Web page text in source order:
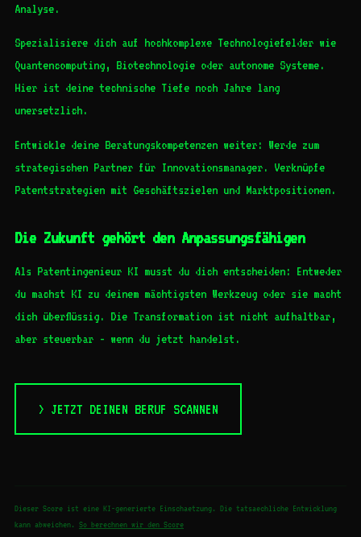
Analyse.
Spezialisiere dich auf hochkomplexe Technologiefelder wie
Quantencomputing, Biotechnologie oder autonome Systeme.
Hier ist deine technische Tiefe noch Jahre lang
unersetzlich.
Entwickle deine Beratungskompetenzen weiter: Werde zum
strategischen Partner für Innovationsmanager. Verknüpfe
Patentstrategien mit Geschäftszielen und Marktpositionen.
Die Zukunft gehört den Anpassungsfähigen
Als Patentingenieur KI musst du dich entscheiden: Entweder
du machst KI zu deinem mächtigsten Werkzeug oder sie macht
dich überflüssig. Die Transformation ist nicht aufhaltbar,
aber steuerbar - wenn du jetzt handelst.
> JETZT DEINEN BERUF SCANNEN
Dieser Score ist eine KI-generierte Einschaetzung. Die tatsaechliche Entwicklung
kann abweichen. So berechnen wir den Score